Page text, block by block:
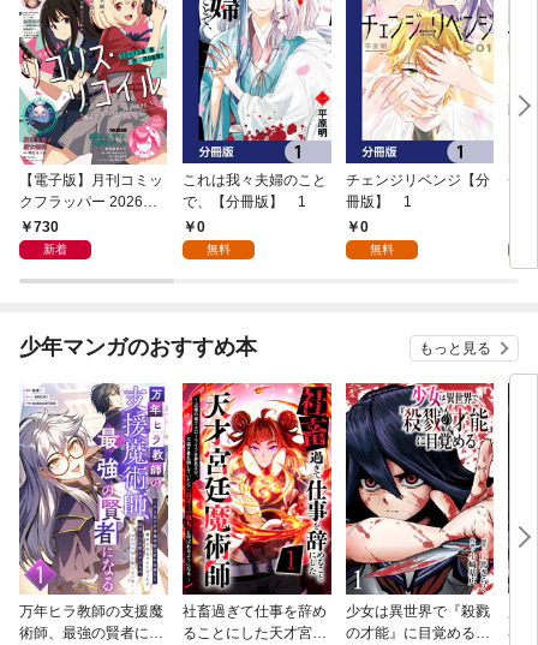
【電子版】月刊コミッ
クフラッパー 2026年9
月号730
新着
これは我々夫婦のこと
で、【分冊版】 1
0
無料
チェンジリベンジ【分
冊版】 1
0
無料
チ
少年マンガのおすすめ本 もっと見る
万年ヒラ教師の支援魔
術師、最強の賢者にな
社畜過ぎて仕事を辞め
ることにした天才宮廷
少女は異世界で『殺戮
の才能』に目覚める
者